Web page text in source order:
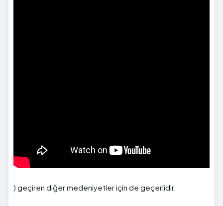
) geçiren diğer medeniyetler için de geçerlidir.